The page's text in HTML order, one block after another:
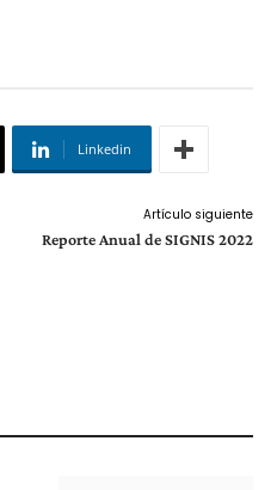
Linkedin
Artículo siguiente
Reporte Anual de SIGNIS 2022